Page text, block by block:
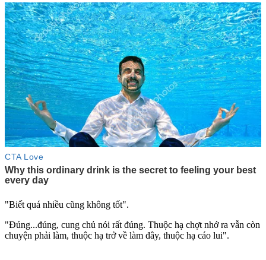
"Biết quá nhiều cũng không tốt".
"Đúng...đúng, cung chủ nói rất đúng. Thuộc hạ chợt nhớ ra vẫn còn
chuyện phải làm, thuộc hạ trở về làm đây, thuộc hạ cáo lui".